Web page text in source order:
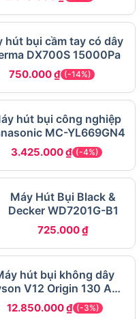
x 398 x 685 mm và
đủ thông số kỹ thuật
dễ tra cứu và đối
đa năng (khô và
28mm) / 3.5 m³/phút
mmH₂O)
hút bụi cầm tay có dây
DX700S 15000Pa
750.000₫ (-14%)
hút bụi công nghiệp
MC-YL669GN4
3.425.000₫ (-4%)
Máy Hút Bụi Black &
Decker WD7201G-B1
725.000₫
hút bụi không dây
V12 Origin 130 AW
siêu nhẹ
12.850.000₫ (-3%)